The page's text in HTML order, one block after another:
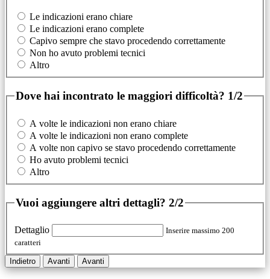
Le indicazioni erano chiare
Le indicazioni erano complete
Capivo sempre che stavo procedendo correttamente
Non ho avuto problemi tecnici
Altro
Dove hai incontrato le maggiori difficoltà? 1/2
A volte le indicazioni non erano chiare
A volte le indicazioni non erano complete
A volte non capivo se stavo procedendo correttamente
Ho avuto problemi tecnici
Altro
Vuoi aggiungere altri dettagli? 2/2
Dettaglio
Inserire massimo 200
caratteri
Indietro Avanti Avanti